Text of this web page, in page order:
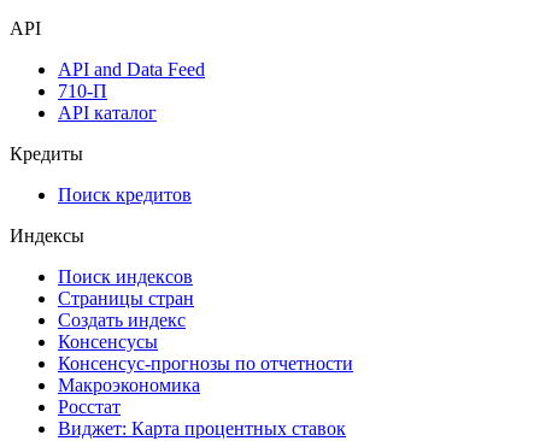
API
API and Data Feed
710-П
API каталог
Кредиты
Поиск кредитов
Индексы
Поиск индексов
Страницы стран
Создать индекс
Консенсусы
Консенсус-прогнозы по отчетности
Макроэкономика
Росстат
Виджет: Карта процентных ставок